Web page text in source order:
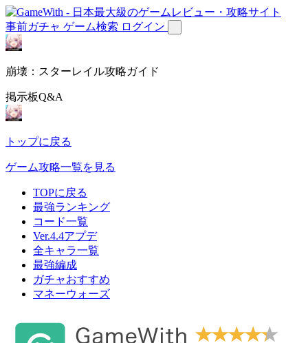
事前ガチャ ゲーム検索 ログイン
崩壊：スターレイル攻略ガイド
掲示板Q&A
トップに戻る
ゲーム攻略一覧を見る
TOPに戻る
最強ランキング
コード一覧
Ver.4.4アプデ
全キャラ一覧
最強編成
ガチャおすすめ
マネーウォーズ